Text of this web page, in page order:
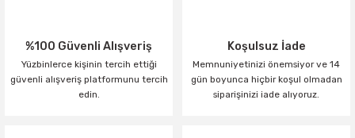
%100 Güvenli Alışveriş
Yüzbinlerce kişinin tercih ettiği
güvenli alışveriş platformunu tercih
edin.
Koşulsuz İade
Memnuniyetinizi önemsiyor ve 14
gün boyunca hiçbir koşul olmadan
siparişinizi iade alıyoruz.